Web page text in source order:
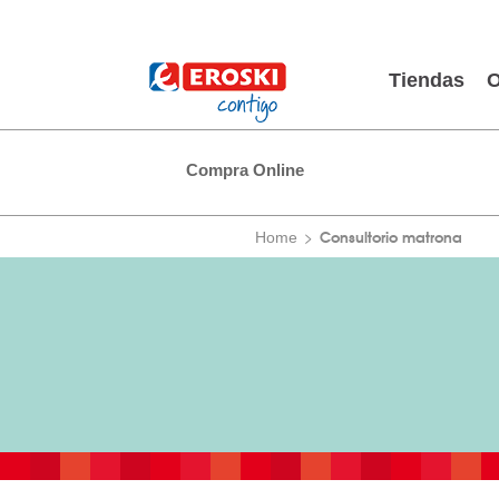
Tiendas
Compra Online
Home Consultorio matrona